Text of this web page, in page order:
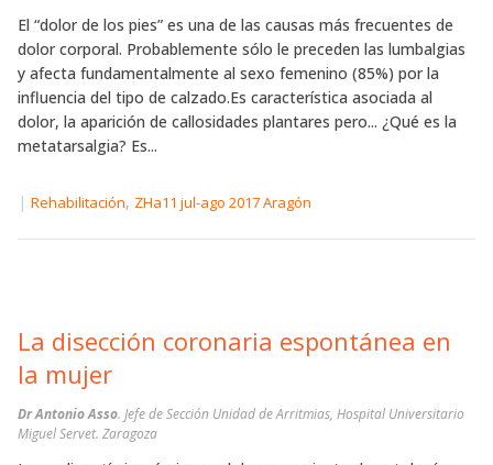
El “dolor de los pies” es una de las causas más frecuentes de
dolor corporal. Probablemente sólo le preceden las lumbalgias
y afecta fundamentalmente al sexo femenino (85%) por la
influencia del tipo de calzado.Es característica asociada al
dolor, la aparición de callosidades plantares pero... ¿Qué es la
metatarsalgia? Es...
| Rehabilitación, ZHa11 jul-ago 2017 Aragón
La disección coronaria espontánea en
la mujer
Dr Antonio Asso. Jefe de Sección Unidad de Arritmias, Hospital Universitario
Miguel Servet. Zaragoza